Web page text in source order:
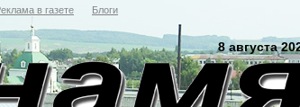
в газете Блоги
8 августа